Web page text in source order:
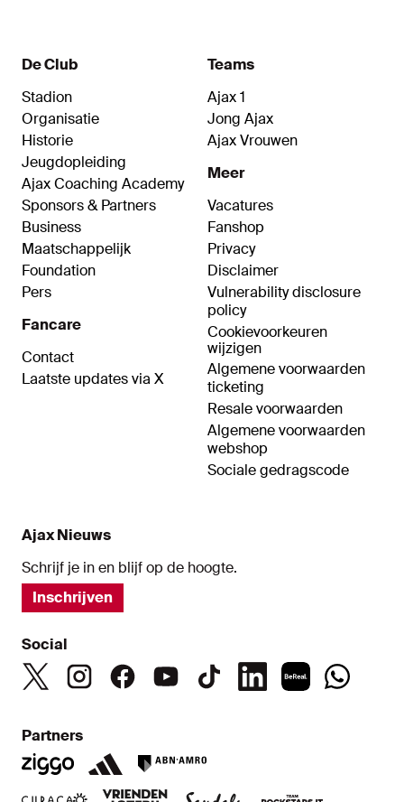
De Club
Stadion
Organisatie
Historie
Jeugdopleiding
Ajax Coaching Academy
Sponsors & Partners
Business
Maatschappelijk
Foundation
Pers
Fancare
Contact
Laatste updates via X
Teams
Ajax 1
Jong Ajax
Ajax Vrouwen
Meer
Vacatures
Fanshop
Privacy
Disclaimer
Vulnerability disclosure
policy
Cookievoorkeuren
wijzigen
Algemene voorwaarden
ticketing
Resale voorwaarden
Algemene voorwaarden
webshop
Sociale gedragscode
Ajax Nieuws
Schrijf je in en blijf op de hoogte.
Inschrijven
Social
Partners